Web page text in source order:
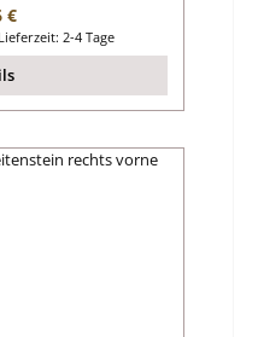
Preis:
€
2-4 Tage